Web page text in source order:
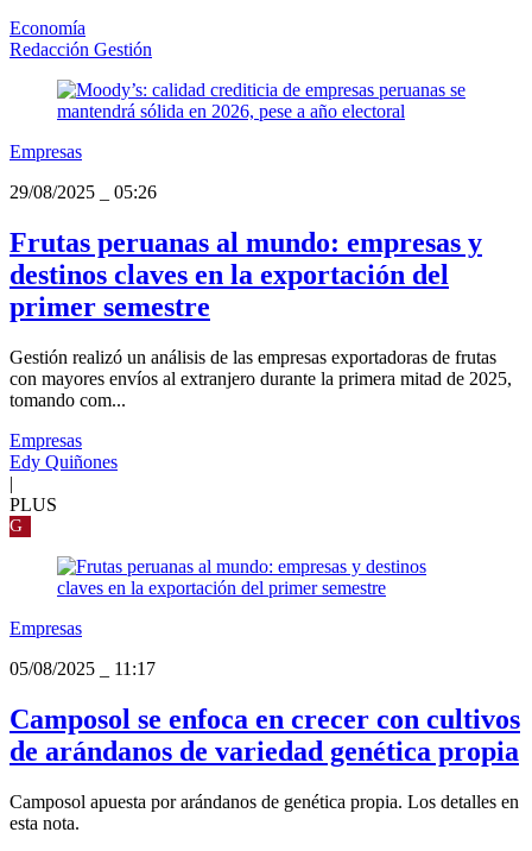
Economía
Redacción Gestión
Empresas
29/08/2025
05:26
Frutas peruanas al mundo: empresas y
destinos claves en la exportación del
primer semestre
Gestión realizó un análisis de las empresas exportadoras de frutas
con mayores envíos al extranjero durante la primera mitad de 2025,
tomando com...
Empresas
Edy Quiñones
|
PLUS
G
Empresas
05/08/2025
11:17
Camposol se enfoca en crecer con cultivos
de arándanos de variedad genética propia
Camposol apuesta por arándanos de genética propia. Los detalles en
esta nota.